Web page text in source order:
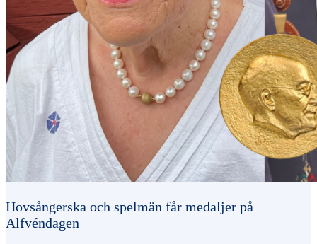
Hovsångerska och spelmän får medaljer på
Alfvéndagen